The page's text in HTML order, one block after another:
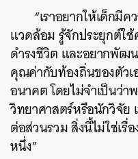
“เราอยากให้เด็กมี
แวดล้อม รู้จักประยุกต์ใ
ดำรงชีวิต และอยากพัฒ
คุณค่ากับท้องถิ่นของตัวเ
อนาคต โดยไม่จำเป็นว่า
วิทยาศาสตร์หรือนักวิจัย
ต่อส่วนรวม สิ่งนี้ไม่ใช่เ
หนึ่ง”